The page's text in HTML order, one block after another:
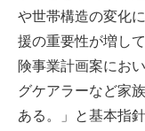
や世帯構造の変化
援の重要性が増し
険事業計画案にお
グケアラーなど家
ある。」と基本指